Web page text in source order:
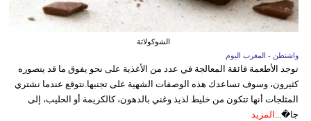
الشوكولاتة
واشنطن - المغرب اليوم
توجد الأطعمة فائقة المعالجة في عدد من الأغذية على نحو يفوق ما قد يتصوره
كثيرون، وسوف تساعدك هذه الوصفات الشهية على تجنبها.نتوقع عندما نشتري
المثلجات أنها تتكون من خليط لذيذ وغني بالدهون، كالكريمة أو الحليب، إلى
جا�... المزيد